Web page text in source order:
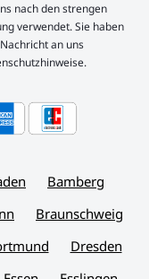
nach den strengen
verwendet. Sie haben
an uns
Bamberg
Braunschweig
Dresden